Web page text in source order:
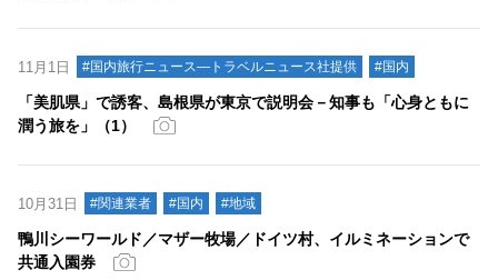
11月1日 #国内旅行ニュース―トラベルニュース社提供 #国内
「美肌県」で誘客、島根県が東京で説明会－知事も「心身ともに
潤う旅を」（1）
10月31日 #関連業者 #国内 #地域
鴨川シーワールド／マザー牧場／ドイツ村、イルミネーションで
共通入園券